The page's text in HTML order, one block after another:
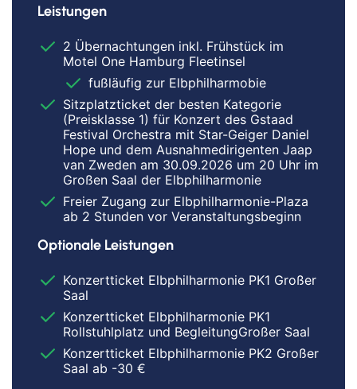
Leistungen
2 Übernachtungen inkl. Frühstück im
Motel One Hamburg Fleetinsel
fußläufig zur Elbphilharmobie
Sitzplatzticket der besten Kategorie
(Preisklasse 1) für Konzert des Gstaad
Festival Orchestra mit Star-Geiger Daniel
Hope und dem Ausnahmedirigenten Jaap
van Zweden am 30.09.2026 um 20 Uhr im
Großen Saal der Elbphilharmonie
Freier Zugang zur Elbphilharmonie-Plaza
ab 2 Stunden vor Veranstaltungsbeginn
Optionale Leistungen
Konzertticket Elbphilharmonie PK1 Großer
Saal
Konzertticket Elbphilharmonie PK1
Rollstuhlplatz und BegleitungGroßer Saal
Konzertticket Elbphilharmonie PK2 Großer
Saal ab -30 €